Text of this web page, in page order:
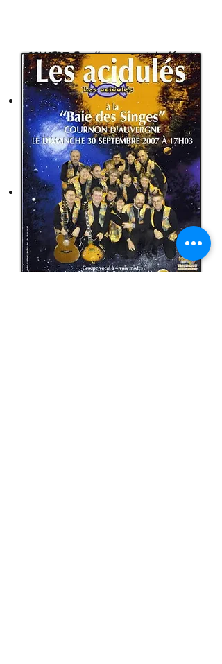
CONCERT. Excellent moment de détente
pour le public.
Le jeudi 21 juin 2007: "Fête de la
Musique" au Muséum d'histoire naturelle
Henri Lecoq, 15 rue Bardoux à Clermont-
Ferrand.Merci à vous tous pour votre
fidélité !!!
Le dimanche 30 septembre 2007: Concert
des Acidulés à la "Baie des singes" à
Cournon d'Auvergne, au profit de la
"Ligue contre le cancer" (antenne de
Cournon).